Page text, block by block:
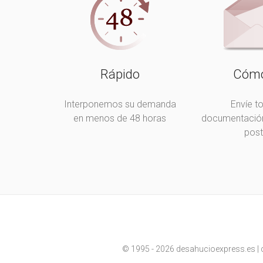
Rápido
Interponemos su demanda
en menos de 48 horas
Envíe
© 1995 - 2026 desahucioexpress.es |